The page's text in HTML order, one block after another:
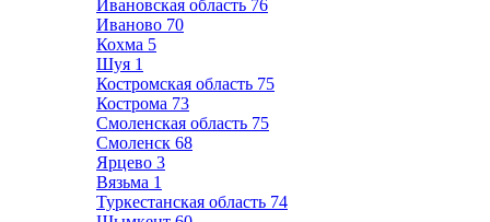
Ивановская область 76
Иваново 70
Кохма 5
Шуя 1
Костромская область 75
Кострома 73
Смоленская область 75
Смоленск 68
Ярцево 3
Вязьма 1
Туркестанская область 74